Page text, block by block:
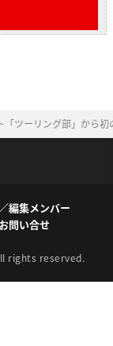
「ツーリング部」から
編集メンバー
お問い合せ
rights reserved.